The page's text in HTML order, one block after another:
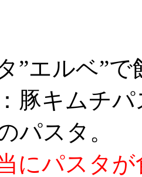
”エルベ”で
豚キムチ
パスタ。
にパスタ